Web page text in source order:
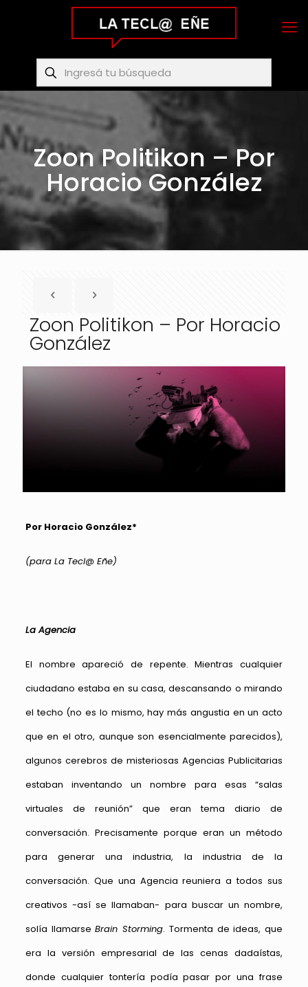
Zoon Politikon – Por
Horacio González
Zoon Politikon – Por Horacio
González
Por Horacio González*
(para La Tecl@ Eñe)
La Agencia
El nombre apareció de repente. Mientras cualquier
ciudadano estaba en su casa, descansando o mirando
el techo (no es lo mismo, hay más angustia en un acto
que en el otro, aunque son esencialmente parecidos),
algunos cerebros de misteriosas Agencias Publicitarias
estaban inventando un nombre para esas “salas
virtuales de reunión” que eran tema diario de
conversación. Precisamente porque eran un método
para generar una industria, la industria de la
conversación. Que una Agencia reuniera a todos sus
creativos -así se llamaban- para buscar un nombre,
solía llamarseBrain Storming. Tormenta de ideas, que
era la versión empresarial de las cenas dadaístas,
donde cualquier tontería podía pasar por una frase